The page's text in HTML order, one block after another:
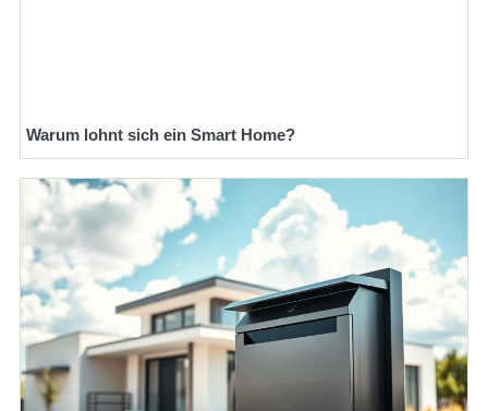
Warum lohnt sich ein Smart Home?